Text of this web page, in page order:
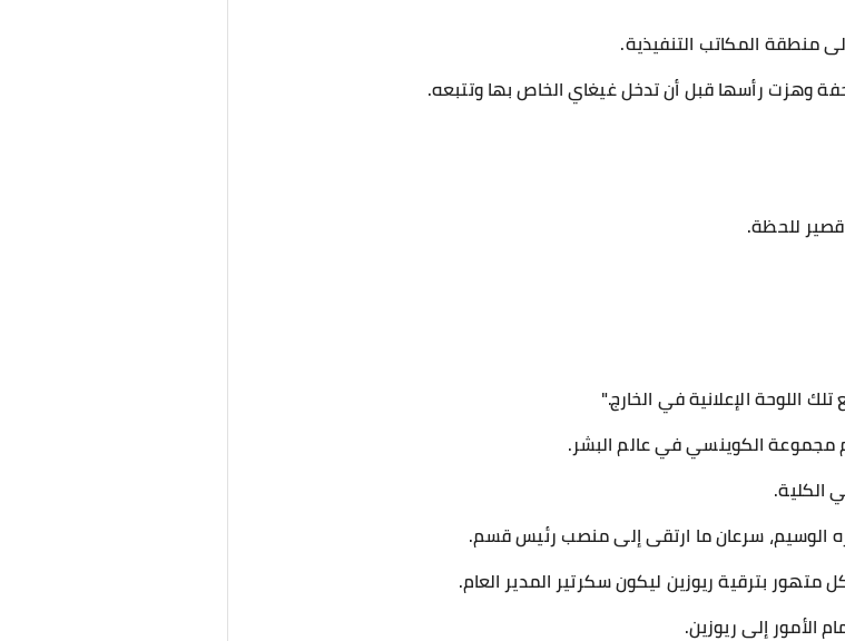
منطقة المكاتب التنفيذية.
وهزت رأسها قبل أن تدخل غيغاي الخاص بها وتتبعه.
للحظة.
اللوحة الإعلانية في الخارج."
مجموعة الكوينسي في عالم البشر.
الكلية.
الوسيم، سرعان ما ارتقى إلى منصب رئيس قسم.
متهور بترقية ريوزين ليكون سكرتير المدير العام.
الأمور إلى ريوزين.